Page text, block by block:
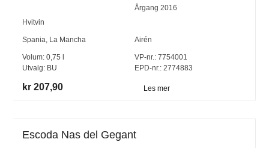
Årgang 2016
Hvitvin
Spania La Mancha Airén
Volum:0,75 l
Utvalg: BU
VP-nr.:7754001
EPD-nr.: 2774883
kr 207,90 Les mer
Escoda Nas del Gegant